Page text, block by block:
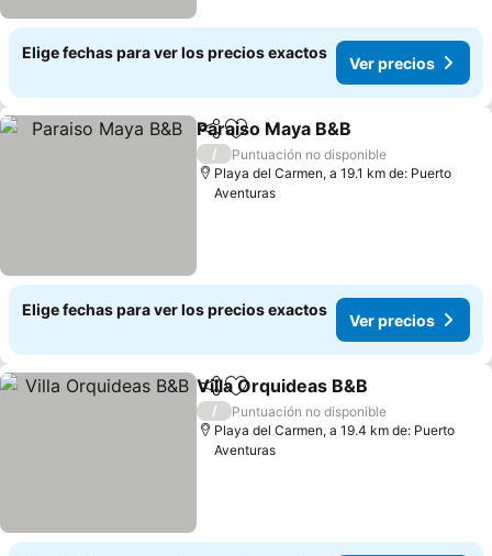
Elige fechas para ver los precios exactos
Ver precios
CompartirAgregar a favoritos
Paraiso Maya B&B
/
Puntuación no disponible
Playa del Carmen, a 19.1 km de: Puerto
Aventuras
Elige fechas para ver los precios exactos
Ver precios
CompartirAgregar a favoritos
Villa Orquideas B&B
/
Puntuación no disponible
Playa del Carmen, a 19.4 km de: Puerto
Aventuras